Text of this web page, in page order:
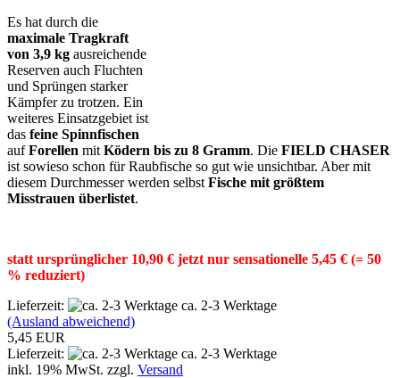
Es hat durch die
maximale Tragkraft
von 3,9 kg ausreichende
Reserven auch Fluchten
und Sprüngen starker
Kämpfer zu trotzen. Ein
weiteres Einsatzgebiet ist
das feine Spinnfischen
aufForellen mit Ködern bis zu 8 Gramm. Die FIELD CHASER
ist sowieso schon für Raubfische so gut wie unsichtbar. Aber mit
diesem Durchmesser werden selbst Fische mit größtem
Misstrauen überlistet.
statt ursprünglicher 10,90 € jetzt nur sensationelle 5,45 € (= 50
% reduziert)
Lieferzeit:
ca. 2-3 Werktage
(Ausland abweichend)
5,45 EUR
Lieferzeit:
ca. 2-3 Werktage
inkl. 19% MwSt. zzgl. Versand